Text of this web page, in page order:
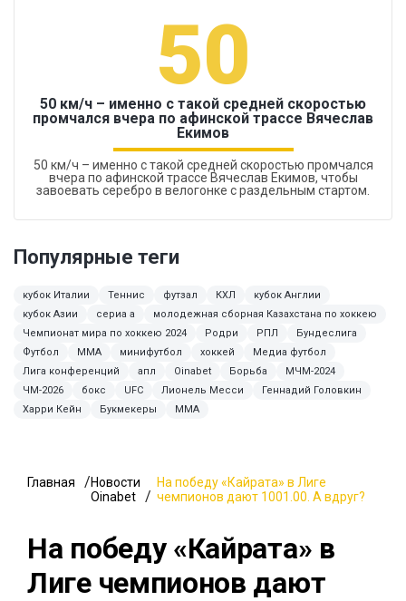
50
50 км/ч – именно с такой средней скоростью
промчался вчера по афинской трассе Вячеслав
Екимов
50 км/ч – именно с такой средней скоростью промчался
вчера по афинской трассе Вячеслав Екимов, чтобы
завоевать серебро в велогонке с раздельным стартом.
Популярные теги
кубок Италии Теннис футзал КХЛ
кубок Англии
кубок Азии
сериа а
молодежная сборная Казахстана по хоккею
Чемпионат мира по хоккею 2024
Родри РПЛ
Бундеслига
Футбол
MMA минифутбол хоккей
Медиа футбол
Лига конференций
апл Oinabet Борьба
МЧМ-2024
ЧМ-2026
бокс UFC Лионель Месси
Геннадий Головкин
Харри Кейн
Букмекеры ММА
Главная
Новости
Oinabet
На победу «Кайрата» в Лиге
чемпионов дают 1001.00. А вдруг?
На победу «Кайрата» в
Лиге чемпионов дают